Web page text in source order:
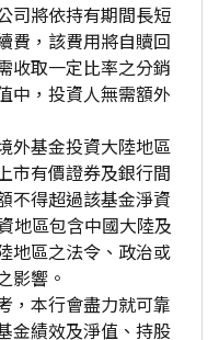
司將依持有期間長短
費，該費用將自贖回
收取一定比率之分銷
中，投資人無需額外
外基金投資大陸地區
市有價證券及銀行間
不得超過該基金淨資
地區包含中國大陸及
地區之法令、政治或
影響。
，本行會盡力就可靠
金績效及淨值、持股